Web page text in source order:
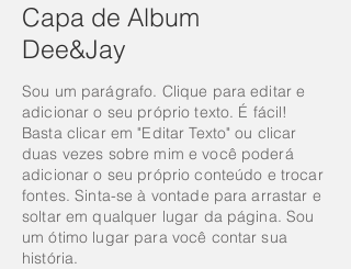
Capa de Album
Dee&Jay
Sou um parágrafo. Clique para editar e
adicionar o seu próprio texto. É fácil!
Basta clicar em "Editar Texto" ou clicar
duas vezes sobre mim e você poderá
adicionar o seu próprio conteúdo e trocar
fontes. Sinta-se à vontade para arrastar e
soltar em qualquer lugar da página. Sou
um ótimo lugar para você contar sua
história.